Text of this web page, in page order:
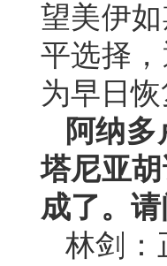
望美伊
平选择
为早日
阿纳
塔尼亚
成了。
林剑：